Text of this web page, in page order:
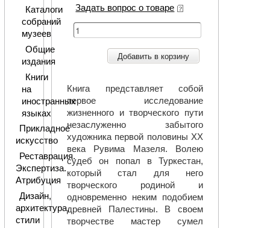
Задать вопрос о товаре
Добавить в корзину
Книга представляет собой
первое исследование
жизненного и творческого пути
незаслуженно забытого
художника первой половины ХХ
века Рувима Мазеля. Волею
судеб он попал в Туркестан,
который стал для него
творческого родиной и
одновременно неким подобием
древней Палестины. В своем
творчестве мастер сумел
Каталоги
собраний
музеев
Общие
издания
Книги
на
иностранных
языках
Прикладное
искусство
Реставрация.
Экспертиза.
Атрибуция
Дизайн,
архитектура,
стили